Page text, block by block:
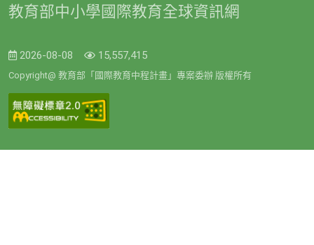
教育部中小學國際教育全球資訊網
2026-08-08 15,557,415
Copyright@ 教育部「國際教育中程計畫」專案委辦 版權所有